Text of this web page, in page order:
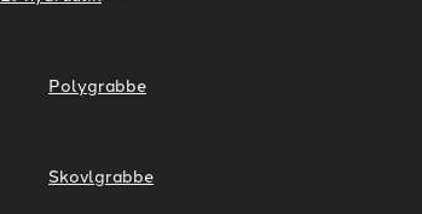
Polygrabbe
Skovlgrabbe